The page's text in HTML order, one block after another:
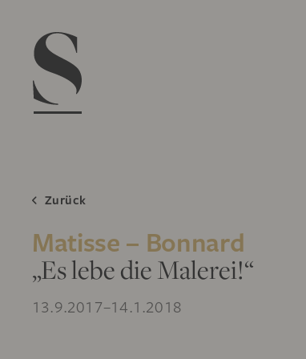
Zurück
Matisse – Bonnard
„Es lebe die Malerei!“
13.9.2017–14.1.2018